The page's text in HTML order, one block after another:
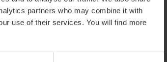
partners who may combine it with
use of their services. You will find more